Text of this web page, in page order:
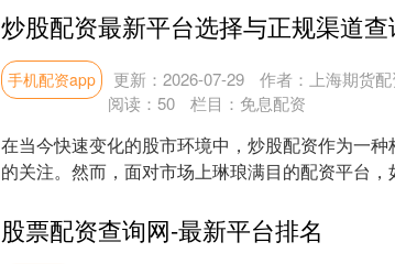
炒股配资最新平台选择与正规渠道
手机配资app 更新：2026-07-29
作者：上海期货配
阅读： 50 栏目： 免息配资
在当今快速变化的股市环境中，炒股配资作为一
的关注。然而，面对市场上琳琅满目的配资平台
股票配资查询网-最新平台排名